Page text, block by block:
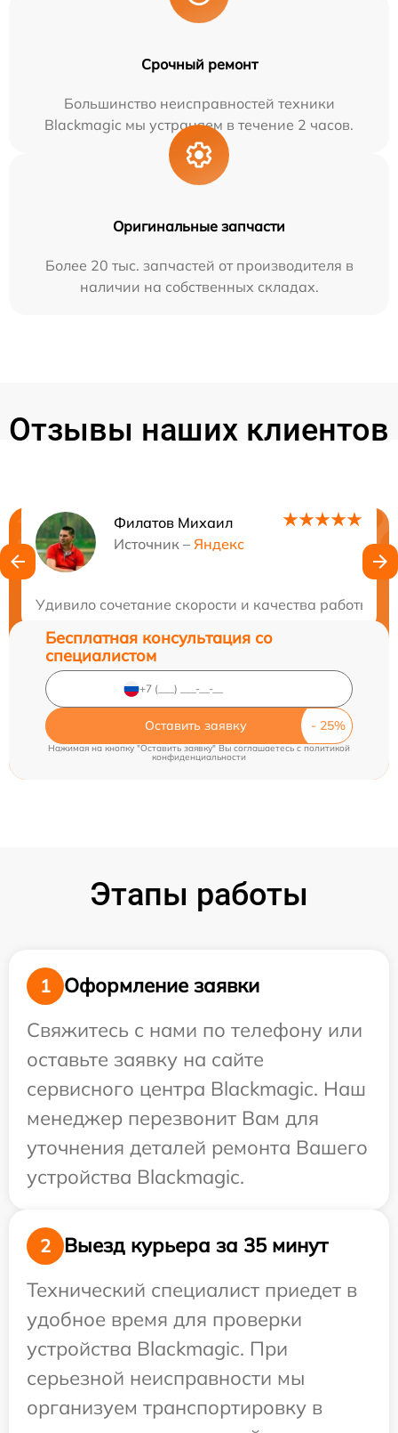
Срочный ремонт
Большинство неисправностей техники
Blackmagic мы устраняем в течение 2 часов.
Оригинальные запчасти
Более 20 тыс. запчастей от производителя в
наличии на собственных складах.
Отзывы наших клиентов
Филатов Михаил
Источник – Яндекс
Удивило сочетание скорости и качества работы.
Нужна консультация?
Бесплатная консультация со
специалистом
Оставить заявку
Нажимая на кнопку "Оставить заявку" Вы соглашаетесь cполитикой
конфиденциальности
Этапы работы
1
Оформление заявки
Свяжитесь с нами по телефону или
оставьте заявку на сайте
сервисного центра Blackmagic. Наш
менеджер перезвонит Вам для
уточнения деталей ремонта Вашего
устройства Blackmagic.
2
Выезд курьера за 35 минут
Технический специалист приедет в
удобное время для проверки
устройства Blackmagic. При
серьезной неисправности мы
организуем транспортировку в